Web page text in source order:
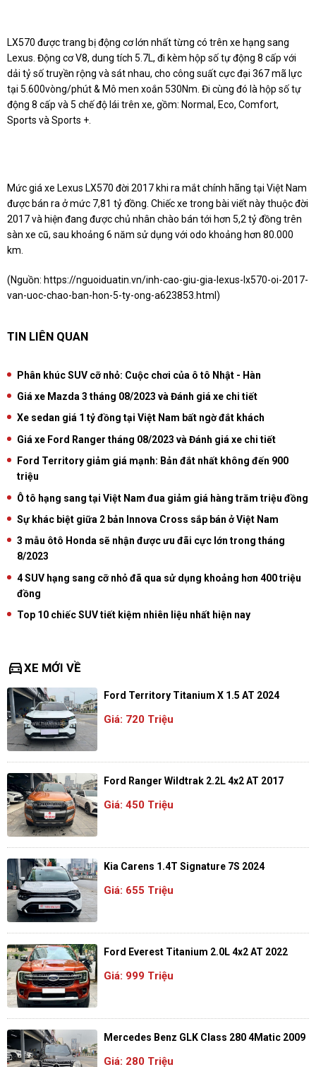
LX570 được trang bị động cơ lớn nhất từng có trên xe hạng sang
Lexus. Động cơ V8, dung tích 5.7L, đi kèm hộp số tự động 8 cấp với
dải tỷ số truyền rộng và sát nhau, cho công suất cực đại 367 mã lực
tại 5.600vòng/phút & Mô men xoắn 530Nm. Đi cùng đó là hộp số tự
động 8 cấp và 5 chế độ lái trên xe, gồm: Normal, Eco, Comfort,
Sports và Sports +.
Mức giá xe Lexus LX570 đời 2017 khi ra mắt chính hãng tại Việt Nam
được bán ra ở mức 7,81 tỷ đồng. Chiếc xe trong bài viết này thuộc đời
2017 và hiện đang được chủ nhân chào bán tới hơn 5,2 tỷ đồng trên
sàn xe cũ, sau khoảng 6 năm sử dụng với odo khoảng hơn 80.000
km.
(Nguồn: https://nguoiduatin.vn/inh-cao-giu-gia-lexus-lx570-oi-2017-
van-uoc-chao-ban-hon-5-ty-ong-a623853.html )
TIN LIÊN QUAN
Phân khúc SUV cỡ nhỏ: Cuộc chơi của ô tô Nhật - Hàn
Giá xe Mazda 3 tháng 08/2023 và Đánh giá xe chi tiết
Xe sedan giá 1 tỷ đồng tại Việt Nam bất ngờ đắt khách
Giá xe Ford Ranger tháng 08/2023 và Đánh giá xe chi tiết
Ford Territory giảm giá mạnh: Bản đắt nhất không đến 900
triệu
Ô tô hạng sang tại Việt Nam đua giảm giá hàng trăm triệu đồng
Sự khác biệt giữa 2 bản Innova Cross sắp bán ở Việt Nam
3 mẫu ôtô Honda sẽ nhận được ưu đãi cực lớn trong tháng
8/2023
4 SUV hạng sang cỡ nhỏ đã qua sử dụng khoảng hơn 400 triệu
đồng
Top 10 chiếc SUV tiết kiệm nhiên liệu nhất hiện nay
directions_carXE MỚI VỀ
Ford Territory Titanium X 1.5 AT 2024
Giá: 720 Triệu
Ford Ranger Wildtrak 2.2L 4x2 AT 2017
Giá: 450 Triệu
Kia Carens 1.4T Signature 7S 2024
Giá: 655 Triệu
Ford Everest Titanium 2.0L 4x2 AT 2022
Giá: 999 Triệu
Mercedes Benz GLK Class 280 4Matic 2009
Giá: 280 Triệu